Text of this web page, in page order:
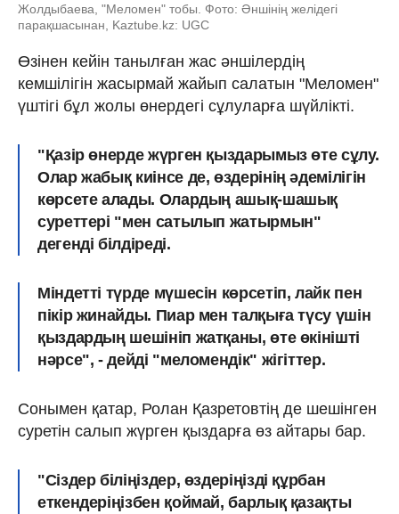
Жолдыбаева, "Меломен" тобы. Фото: Әншінің желідегі
парақшасынан, Kaztube.kz: UGC
Өзінен кейін танылған жас әншілердің
кемшілігін жасырмай жайып салатын "Меломен"
үштігі бұл жолы өнердегі сұлуларға шүйлікті.
"Қазір өнерде жүрген қыздарымыз өте сұлу.
Олар жабық киінсе де, өздерінің әдемілігін
көрсете алады. Олардың ашық-шашық
суреттері "мен сатылып жатырмын"
дегенді білдіреді.
Міндетті түрде мүшесін көрсетіп, лайк пен
пікір жинайды. Пиар мен талқыға түсу үшін
қыздардың шешініп жатқаны, өте өкінішті
нәрсе", - дейді "меломендік" жігіттер.
Сонымен қатар, Ролан Қазретовтің де шешінген
суретін салып жүрген қыздарға өз айтары бар.
"Сіздер біліңіздер, өздеріңізді құрбан
еткендеріңізбен қоймай, барлық қазақты